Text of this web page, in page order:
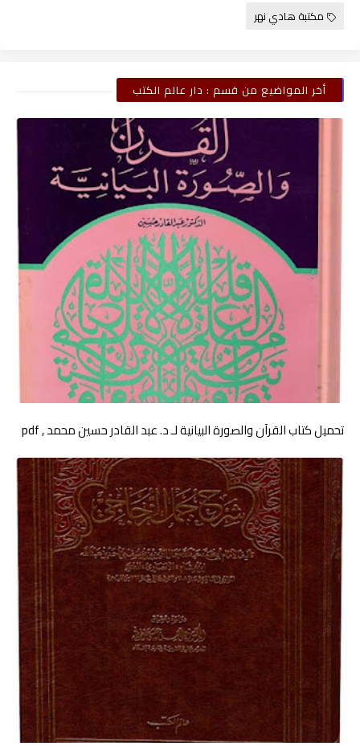
مكتبة هادي نهر
أخر المواضيع من قسم : دار عالم الكتب
تحميل كتاب القرآن والصورة البيانية لـ د. عبد القادر حسين محمد , pdf